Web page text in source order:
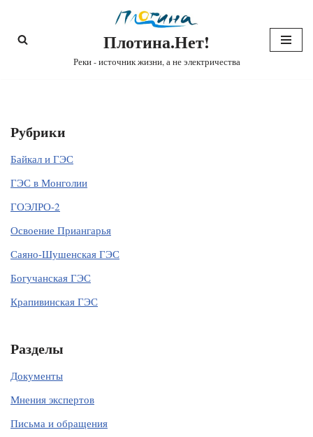
Перейти
Плотина.Нет!
Реки - источник жизни, а не электричества
Рубрики
Байкал и ГЭС
ГЭС в Монголии
ГОЭЛРО-2
Освоение Приангарья
Саяно-Шушенская ГЭС
Богучанская ГЭС
Крапивинская ГЭС
Разделы
Документы
Мнения экспертов
Письма и обращения